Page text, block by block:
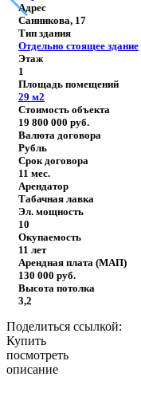
Адрес
Санникова, 17
Тип здания
Отдельно стоящее здание
Этаж
1
Площадь помещений
29 м2
Стоимость объекта
19 800 000 руб.
Валюта договора
Рубль
Срок договора
11 мес.
Арендатор
Табачная лавка
Эл. мощность
10
Окупаемость
11 лет
Арендная плата (МАП)
130 000 руб.
Высота потолка
3,2
Поделиться ссылкой:
Купить
посмотреть
описание